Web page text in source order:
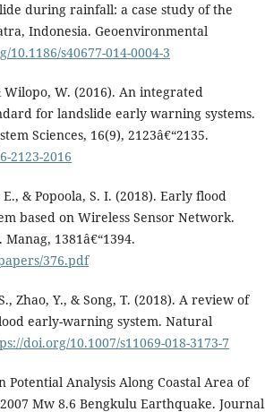
during rainfall: a case study of the
Indonesia. Geoenvironmental
10.1186/s40677-014-0004-3
W. (2016). An integrated
for landslide early warning systems.
Sciences, 16(9), 2123â€“2135.
2123-2016
& Popoola, S. I. (2018). Early flood
based on Wireless Sensor Network.
1381â€“1394.
376.pdf
Zhao, Y., & Song, T. (2018). A review of
early-warning system. Natural
doi.org/10.1007/s11069-018-3173-7
Potential Analysis Along Coastal Area of
Mw 8.6 Bengkulu Earthquake. Journal